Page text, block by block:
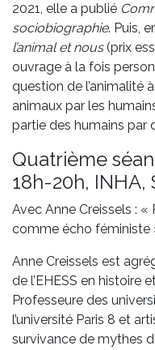
2021, elle a publié
sociobiographie. Puis,
l’animal et nous(prix
ouvrage à la fois
question de l’animalité
animaux par les
partie des humains par
Quatrième
18h-20h,
Avec Anne Creissels :
comme écho féministe
Anne Creissels est
de l’EHESS en histoire
Professeure des
l’université Paris 8 et
survivance de mythes